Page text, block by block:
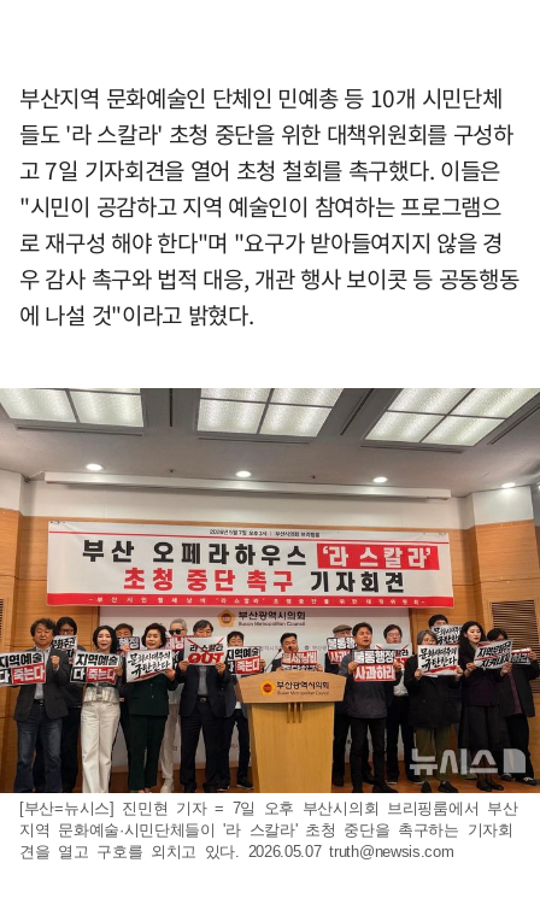
부산지역 문화예술인 단체인 민예총 등 10개 시민단체
들도 '라 스칼라' 초청 중단을 위한 대책위원회를 구성하
고 7일 기자회견을 열어 초청 철회를 촉구했다. 이들은
"시민이 공감하고 지역 예술인이 참여하는 프로그램으
로 재구성 해야 한다"며 "요구가 받아들여지지 않을 경
우 감사 촉구와 법적 대응, 개관 행사 보이콧 등 공동행동
에 나설 것"이라고 밝혔다.
[부산=뉴시스] 진민현 기자 = 7일 오후 부산시의회 브리핑룸에서 부산
지역 문화예술·시민단체들이 '라 스칼라' 초청 중단을 촉구하는 기자회
견을 열고 구호를 외치고 있다. 2026.05.07truth@newsis.com